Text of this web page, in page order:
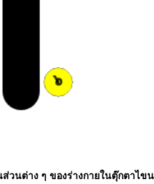
วนต่าง ๆ ของร่างกายในตุ๊กตาไข